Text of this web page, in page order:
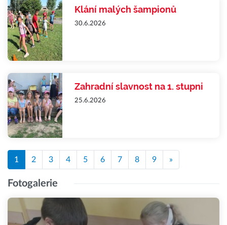
Klání malých šampionů
30.6.2026
Zahradní slavnost na 1. stupni
25.6.2026
1 2 3 4 5 6 7 8 9 »
Fotogalerie